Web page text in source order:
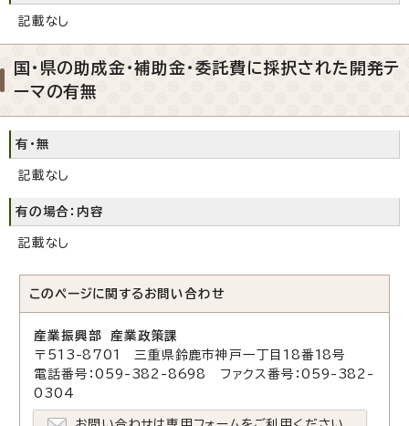
記載なし
国・県の助成金・補助金・委託費に採択された開発テ
ーマの有無
有・無
記載なし
有の場合：内容
記載なし
このページに関する お問い合わせ
産業振興部 産業政策課
〒513-8701 三重県鈴鹿市神戸一丁目18番18号
電話番号：059-382-8698 ファクス番号：059-382-
0304